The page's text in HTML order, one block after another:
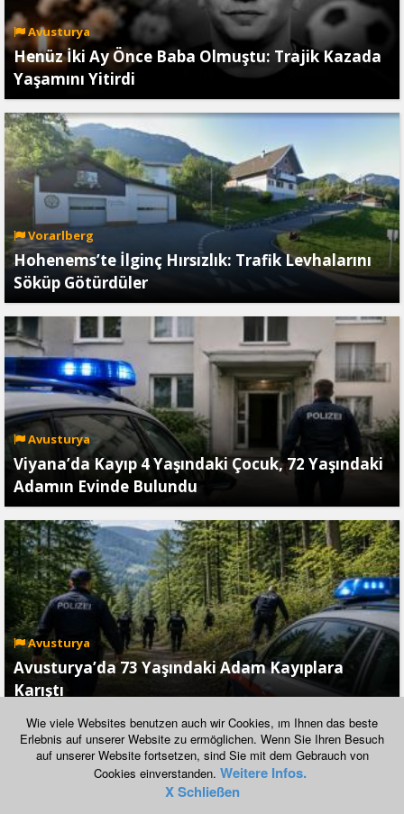
Avusturya
Henüz İki Ay Önce Baba Olmuştu: Trajik Kazada
Yaşamını Yitirdi
Vorarlberg
Hohenems’te İlginç Hırsızlık: Trafik Levhalarını
Söküp Götürdüler
Avusturya
Viyana’da Kayıp 4 Yaşındaki Çocuk, 72 Yaşındaki
Adamın Evinde Bulundu
Avusturya
Avusturya’da 73 Yaşındaki Adam Kayıplara
Karıştı
Normal Görünümüne Geç
Copyright © 2026, havadis.at
yazılım: habersistemim
Wie viele Websites benutzen auch wir Cookies, ım Ihnen das beste
Erlebnis auf unserer Website zu ermöglichen. Wenn Sie Ihren Besuch
auf unserer Website fortsetzen, sind Sie mit dem Gebrauch von
Cookies einverstanden. Weitere Infos.
X Schließen